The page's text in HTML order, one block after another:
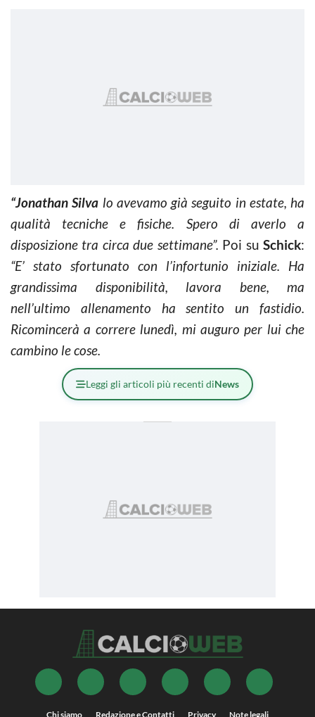
“Jonathan Silva lo avevamo già seguito in estate, ha
qualità tecniche e fisiche. Spero di averlo a
disposizione tra circa due settimane”. Poi suSchick:
“E’ stato sfortunato con l’infortunio iniziale. Ha
grandissima disponibilità, lavora bene, ma
nell’ultimo allenamento ha sentito un fastidio.
Ricomincerà a correre lunedì, mi auguro per lui che
cambino le cose.
Leggi gli articoli più recenti diNews
Chi siamo Redazione e Contatti Privacy Note legali